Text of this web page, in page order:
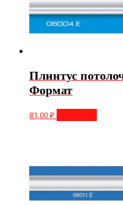
Плинтус
Формат
81,00₽